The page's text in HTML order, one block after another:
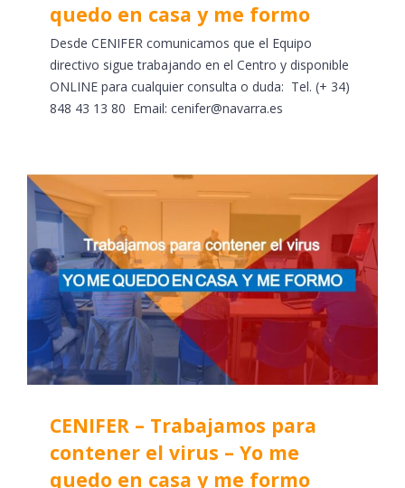
quedo en casa y me formo
Desde CENIFER comunicamos que el Equipo
directivo sigue trabajando en el Centro y disponible
ONLINE para cualquier consulta o duda: Tel. (+ 34)
848 43 13 80 Email: cenifer@navarra.es
CENIFER – Trabajamos para
contener el virus – Yo me
quedo en casa y me formo